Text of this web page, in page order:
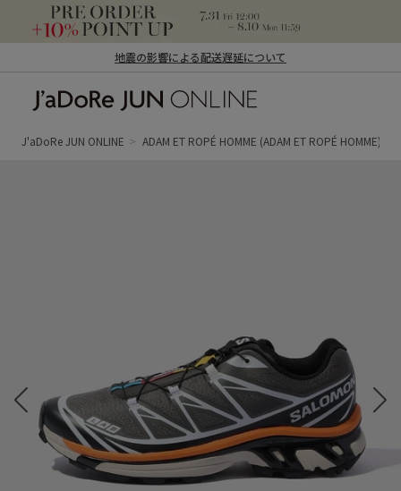
地震の影響による配送遅延について
ン オンライン）
J'aDoRe JUN ONLINE ADAM ET ROPÉ HOMME (ADAM ET ROPÉ HOMME)